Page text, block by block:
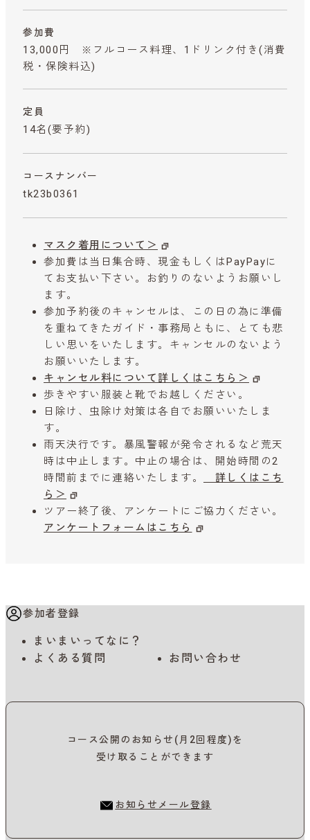
参加費
13,000円 ※フルコース料理、1ドリンク付き (消費
税・保険料込)
定員
14名(要予約)
コースナンバー
tk23b0361
マスク着用について＞
参加費は当日集合時、現金もしくはPayPayに
てお支払い下さい。お釣りのないようお願いし
ます。
参加予約後のキャンセルは、この日の為に準備
を重ねてきたガイド・事務局ともに、とても悲
しい思いをいたします。キャンセルのないよう
お願いいたします。
キャンセル料について詳しくはこちら＞
歩きやすい服装と靴でお越しください。
日除け、虫除け対策は各自でお願いいたしま
す。
雨天決行です。暴風警報が発令されるなど荒天
時は中止します。中止の場合は、開始時間の2
時間前までに連絡いたします。
詳しくはこち
ら＞
ツアー終了後、アンケートにご協力ください。
アンケートフォームはこちら
参加者登録
まいまいってなに？
よくある質問
お問い合わせ
コース公開のお知らせ(月2回程度)を
受け取ることができます
お知らせメール登録